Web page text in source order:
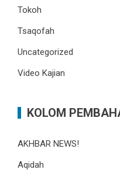
Tokoh
Tsaqofah
Uncategorized
Video Kajian
KOLOM
AKHBAR NEWS!
Aqidah